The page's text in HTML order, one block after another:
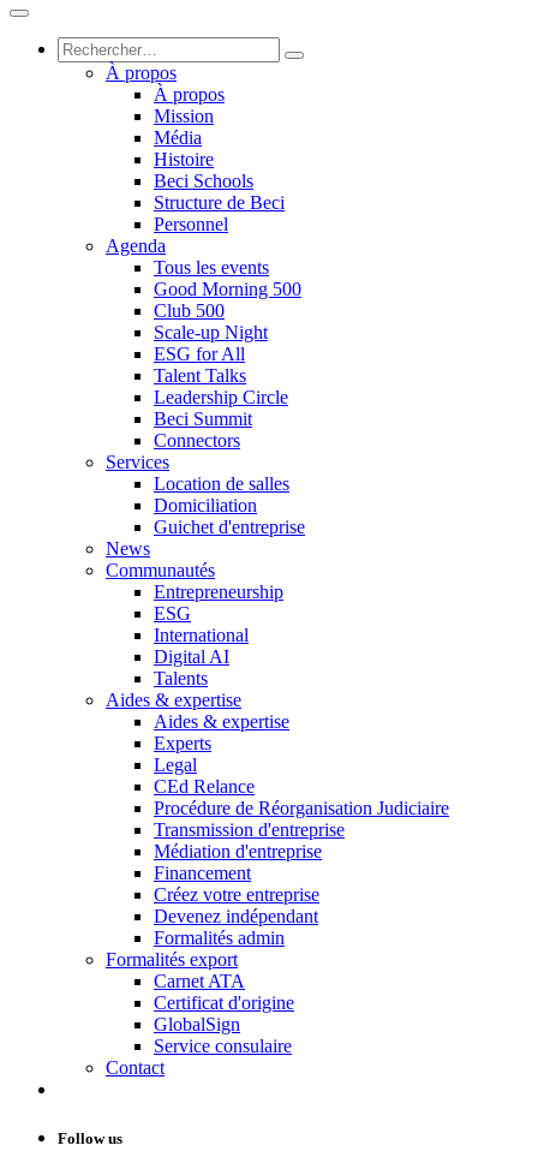
À propos
À propos
Mission
Média
Histoire
Beci Schools
Structure de Beci
Personnel
Agenda
Tous les events
Good Morning 500
Club 500
Scale-up Night
ESG for All
Talent Talks
Leadership Circle
Beci Summit
Connectors
Services
Location de salles
Domiciliation
Guichet d'entreprise
News
Communautés
Entrepreneurship
ESG
International
Digital AI
Talents
Aides & expertise
Aides & expertise
Experts
Legal
CEd Relance
Procédure de Réorganisation Judiciaire
Transmission d'entreprise
Médiation d'entreprise
Financement
Créez votre entreprise
Devenez indépendant
Formalités admin
Formalités export
Carnet ATA
Certificat d'origine
GlobalSign
Service consulaire
Contact
Follow us